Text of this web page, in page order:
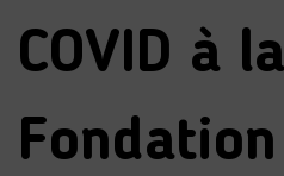
COVID à la
Fondation